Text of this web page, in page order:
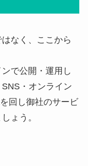
なく、ここから
で公開・運用し
・オンライン
回し御社のサービ
ょう。